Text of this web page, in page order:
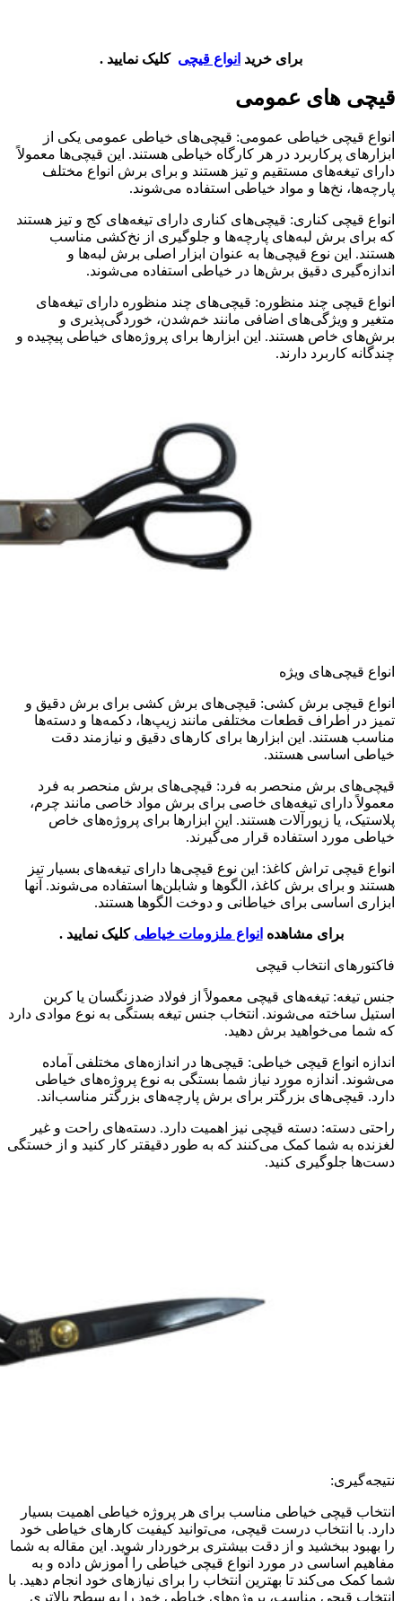
برای خرید انواع قیچی کلیک نمایید .
قیچی های عمومی
انواع قیچی خیاطی عمومی: قیچی‌های خیاطی عمومی یکی از
ابزارهای پرکاربرد در هر کارگاه خیاطی هستند. این قیچی‌ها معمولاً
دارای تیغه‌های مستقیم و تیز هستند و برای برش انواع مختلف
پارچه‌ها، نخ‌ها و مواد خیاطی استفاده می‌شوند.
انواع قیچی‌ کناری: قیچی‌های کناری دارای تیغه‌های کج و تیز هستند
که برای برش لبه‌های پارچه‌ها و جلوگیری از نخ‌کشی مناسب
هستند. این نوع قیچی‌ها به عنوان ابزار اصلی برش لبه‌ها و
اندازه‌گیری دقیق برش‌ها در خیاطی استفاده می‌شوند.
انواع قیچی‌ چند منظوره: قیچی‌های چند منظوره دارای تیغه‌های
متغیر و ویژگی‌های اضافی مانند خم‌شدن، خوردگی‌پذیری و
برش‌های خاص هستند. این ابزارها برای پروژه‌های خیاطی پیچیده و
چندگانه کاربرد دارند.
انواع قیچی‌های ویژه
انواع قیچی‌ برش کشی: قیچی‌های برش کشی برای برش دقیق و
تمیز در اطراف قطعات مختلفی مانند زیپ‌ها، دکمه‌ها و دسته‌ها
مناسب هستند. این ابزارها برای کارهای دقیق و نیازمند دقت
خیاطی اساسی هستند.
قیچی‌های برش منحصر به فرد: قیچی‌های برش منحصر به فرد
معمولاً دارای تیغه‌های خاصی برای برش مواد خاصی مانند چرم،
پلاستیک، یا زیورآلات هستند. این ابزارها برای پروژه‌های خاص
خیاطی مورد استفاده قرار می‌گیرند.
انواع قیچی‌ تراش کاغذ: این نوع قیچی‌ها دارای تیغه‌های بسیار تیز
هستند و برای برش کاغذ، الگوها و شابلن‌ها استفاده می‌شوند. آنها
ابزاری اساسی برای خیاطانی و دوخت الگوها هستند.
برای مشاهده انواع ملزومات خیاطی کلیک نمایید .
فاکتورهای انتخاب قیچی
جنس تیغه: تیغه‌های قیچی معمولاً از فولاد ضدزنگسان یا کربن
استیل ساخته می‌شوند. انتخاب جنس تیغه بستگی به نوع موادی دارد
که شما می‌خواهید برش دهید.
اندازه انواع قیچی خیاطی: قیچی‌ها در اندازه‌های مختلفی آماده
می‌شوند. اندازه مورد نیاز شما بستگی به نوع پروژه‌های خیاطی
دارد. قیچی‌های بزرگتر برای برش پارچه‌های بزرگتر مناسب‌اند.
راحتی دسته: دسته قیچی نیز اهمیت دارد. دسته‌های راحت و غیر
لغزنده به شما کمک می‌کنند که به طور دقیقتر کار کنید و از خستگی
دست‌ها جلوگیری کنید.
نتیجه‌گیری:
انتخاب قیچی خیاطی مناسب برای هر پروژه خیاطی اهمیت بسیار
دارد. با انتخاب درست قیچی، می‌توانید کیفیت کارهای خیاطی خود
را بهبود ببخشید و از دقت بیشتری برخوردار شوید. این مقاله به شما
مفاهیم اساسی در مورد انواع قیچی خیاطی را آموزش داده و به
شما کمک می‌کند تا بهترین انتخاب را برای نیازهای خود انجام دهید. با
انتخاب قیچی مناسب، پروژه‌های خیاطی خود را به سطح بالاتری